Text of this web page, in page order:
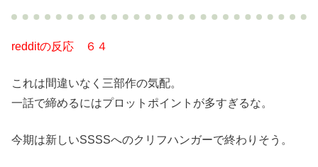
redditの反応 ６４
これは間違いなく三部作の気配。
一話で締めるにはプロットポイントが多すぎるな。
今期は新しいSSSSへのクリフハンガーで終わりそう。